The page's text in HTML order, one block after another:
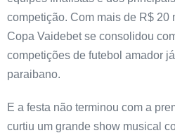
competição. Com mais de R$ 20
Copa Vaidebet se consolidou
competições de futebol amador
paraibano.
E a festa não terminou com a
curtiu um grande show musical